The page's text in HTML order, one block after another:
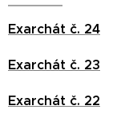
Exarchát č. 24
Exarchát č. 23
Exarchát č. 22